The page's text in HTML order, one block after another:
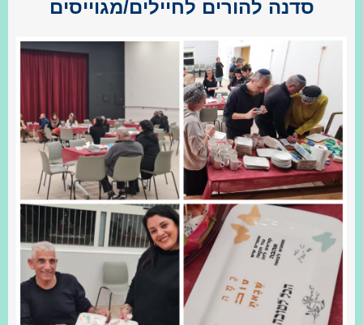
סדנה להורים לחיילים/מגוייסים